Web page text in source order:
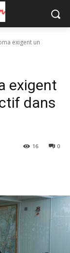
exigent un
exigent
dans
0
16